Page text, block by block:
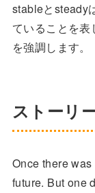
stableとsteady
ていることを
を強調します。
ストーリ
Once there
future. But one